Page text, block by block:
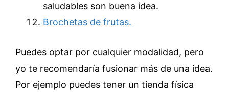
saludables son buena idea.
Brochetas de frutas.
Puedes optar por cualquier modalidad, pero
yo te recomendaría fusionar más de una idea.
Por ejemplo puedes tener un tienda física